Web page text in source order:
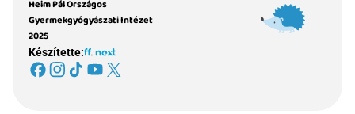
Heim Pál Országos
Gyermekgyógyászati Intézet
2025
Készítette: